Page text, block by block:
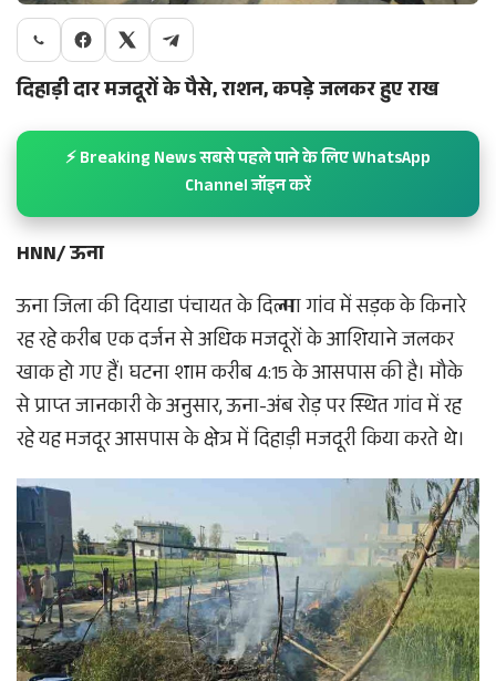
दिहाड़ी दार मजदूरों के पैसे, राशन, कपड़े जलकर हुए राख
⚡ Breaking News सबसे पहले पाने के लिए WhatsApp
Channel जॉइन करें
HNN/ ऊना
ऊना जिला की दियाडा पंचायत के दिल्मा गांव में सड़क के किनारे
रह रहे करीब एक दर्जन से अधिक मजदूरों के आशियाने जलकर
खाक हो गए हैं। घटना शाम करीब 4:15 के आसपास की है। मौके
से प्राप्त जानकारी के अनुसार, ऊना-अंब रोड़ पर स्थित गांव में रह
रहे यह मजदूर आसपास के क्षेत्र में दिहाड़ी मजदूरी किया करते थे।